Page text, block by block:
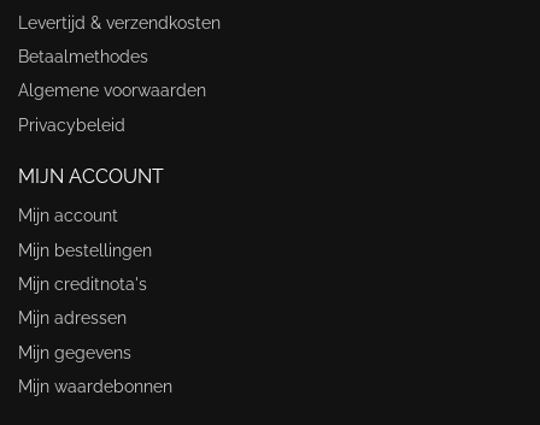
Levertijd & verzendkosten
Betaalmethodes
Algemene voorwaarden
Privacybeleid
MIJN ACCOUNT
Mijn account
Mijn bestellingen
Mijn creditnota's
Mijn adressen
Mijn gegevens
Mijn waardebonnen